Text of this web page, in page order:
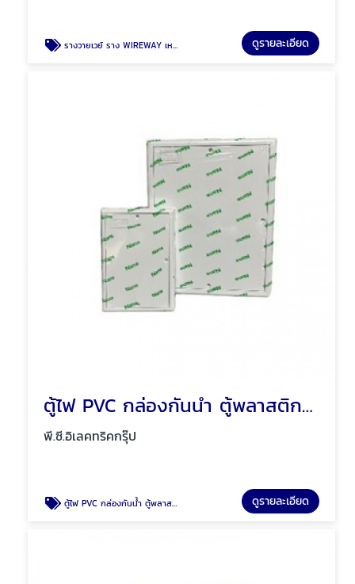
รางวายเวย์ ราง WIREWAY เหล็ก รางเหล็ก พัทยา ชลบุรี ดูรายละเอียด
ตู้ไฟ PVC กล่องกันน้ำ ตู้พลาสติก Mos พัทยา ชลบุรี
พี.ซี.อิเลคทริคกรุ๊ป
ตู้ไฟ PVC กล่องกันน้ำ ตู้พลาสติก Mos พัทยา ชลบุรี ดูรายละเอียด